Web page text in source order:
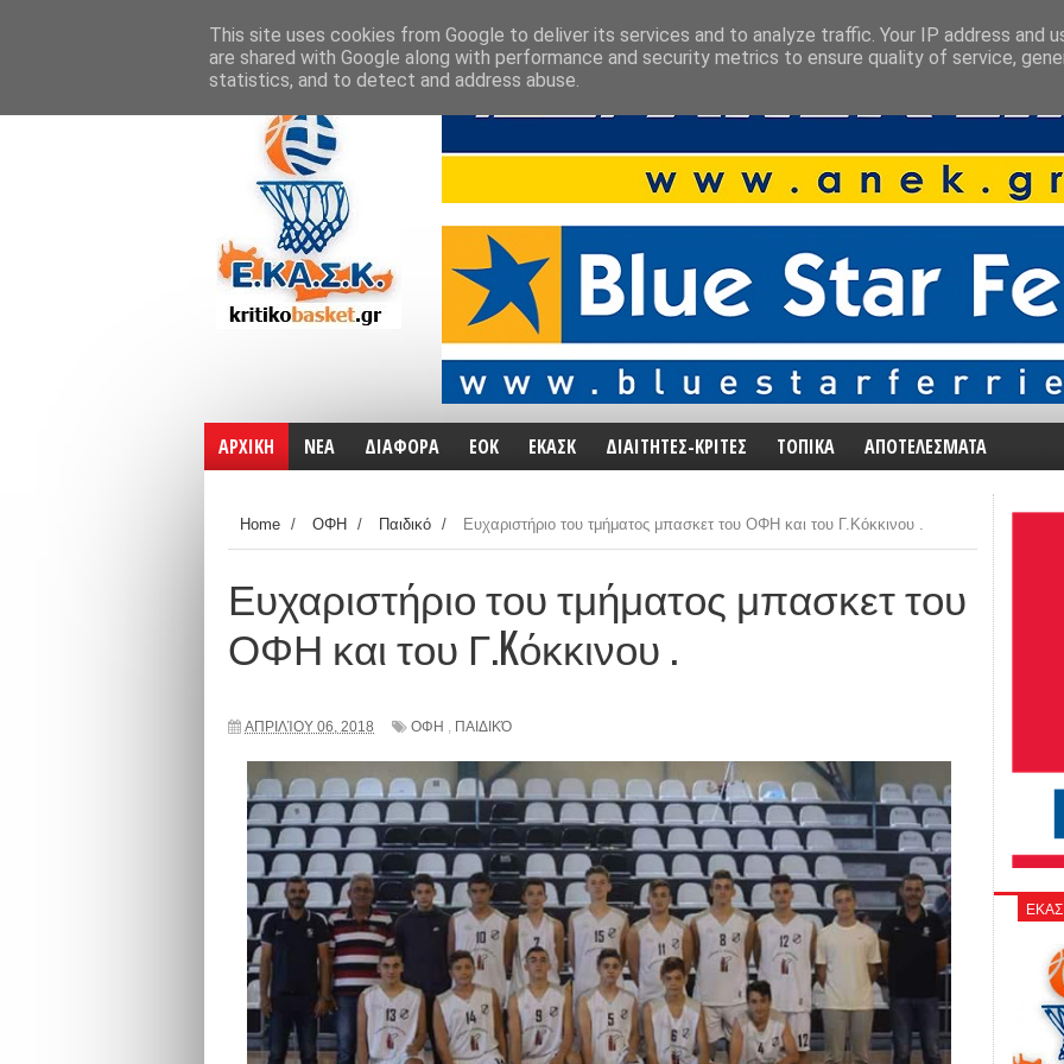
ΑΡΧΙΚΗ ΝΕΑ ΔΙΑΦΟΡΑ ΕΟΚ ΕΚΑΣΚ ΔΙΑΙΤΗΤΕΣ-ΚΡΙΤΕΣ ΤΟΠΙΚΑ ΑΠΟΤΕΛΕΣΜΑΤΑ
Home / ΟΦΗ / Παιδικό / Ευχαριστήριο του τμήματος μπασκετ του ΟΦΗ και του Γ.Kόκκινου .
Ευχαριστήριο του τμήματος μπασκετ του
ΟΦΗ και του Γ.Kόκκινου .
ΑΠΡΙΛΊΟΥ 06, 2018 ΟΦΗ , ΠΑΙΔΙΚΌ
This site uses cookies from Google to deliver its services and to analyze traffic. Your IP address and
are shared with Google along with performance and security metrics to ensure quality of service,
statistics, and to detect and address abuse.